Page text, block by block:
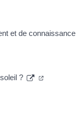
et de connaissance
?